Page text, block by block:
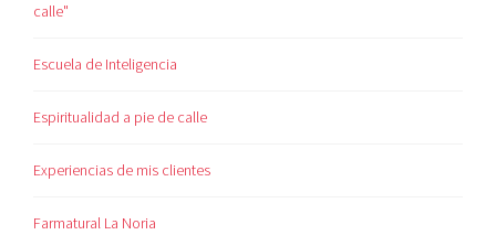
calle"
Escuela de Inteligencia
Espiritualidad a pie de calle
Experiencias de mis clientes
Farmatural La Noria